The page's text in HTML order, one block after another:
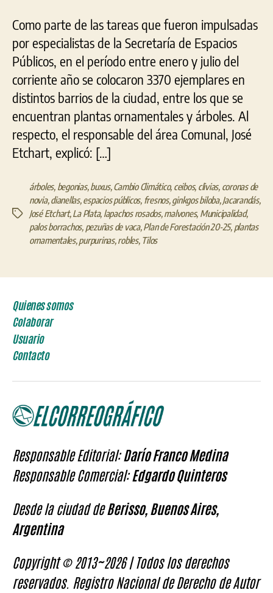
Como parte de las tareas que fueron impulsadas
por especialistas de la Secretaría de Espacios
Públicos, en el período entre enero y julio del
corriente año se colocaron 3370 ejemplares en
distintos barrios de la ciudad, entre los que se
encuentran plantas ornamentales y árboles. Al
respecto, el responsable del área Comunal, José
Etchart, explicó: […]
Etiquetas
árboles, begonias,buxus,Cambio Climático, ceibos, clivias, coronas de
novia,dianellas,espacios públicos, fresnos,ginkgos biloba,Jacarandás,
José Etchart,La Plata, lapachos rosados,malvones, Municipalidad,
palos borrachos, pezuñas de vaca,Plan de Forestación 20-25, plantas
ornamentales,purpurinas,robles, Tilos
Quienes somos
Colaborar
Usuario
Contacto
Responsable Editorial:Darío Franco Medina
Responsable Comercial:Edgardo Quinteros
Desde la ciudad deBerisso, Buenos Aires,
Argentina
Copyright © 2013~2026 | Todos los derechos
reservados. Registro Nacional de Derecho de Autor